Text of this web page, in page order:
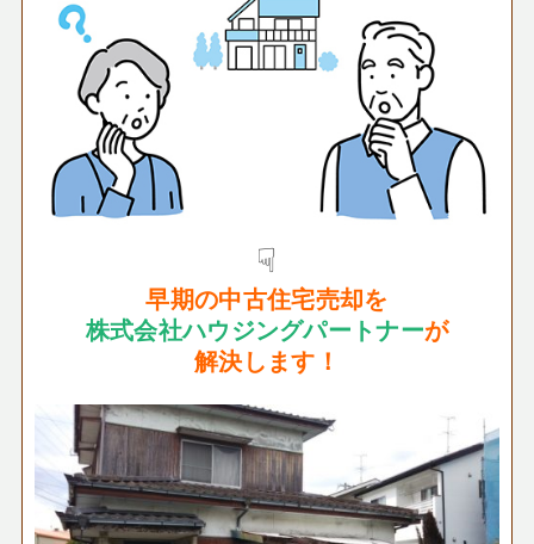
☟
早期の中古住宅売却を
株式会社ハウジングパートナーが
解決します！